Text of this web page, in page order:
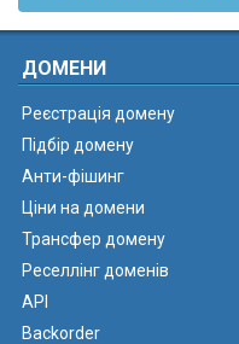
ДОМЕНИ
Реєстрація домену
Підбір домену
Анти-фішинг
Ціни на домени
Трансфер домену
Реселлінг доменів
API
Backorder